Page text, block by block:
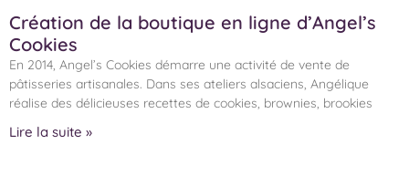
Création de la boutique en ligne d’Angel’s
Cookies
En 2014, Angel’s Cookies démarre une activité de vente de
pâtisseries artisanales. Dans ses ateliers alsaciens, Angélique
réalise des délicieuses recettes de cookies, brownies, brookies
Lire la suite »